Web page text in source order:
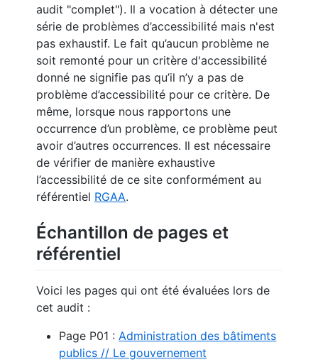
audit "complet"). Il a vocation à détecter une
série de problèmes d’accessibilité mais n'est
pas exhaustif. Le fait qu’aucun problème ne
soit remonté pour un critère d'accessibilité
donné ne signifie pas qu’il n’y a pas de
problème d’accessibilité pour ce critère. De
même, lorsque nous rapportons une
occurrence d’un problème, ce problème peut
avoir d’autres occurrences. Il est nécessaire
de vérifier de manière exhaustive
l’accessibilité de ce site conformément au
référentiel RGAA.
Échantillon de pages et
référentiel
Voici les pages qui ont été évaluées lors de
cet audit :
Page P01 :Administration des bâtiments
publics // Le gouvernement